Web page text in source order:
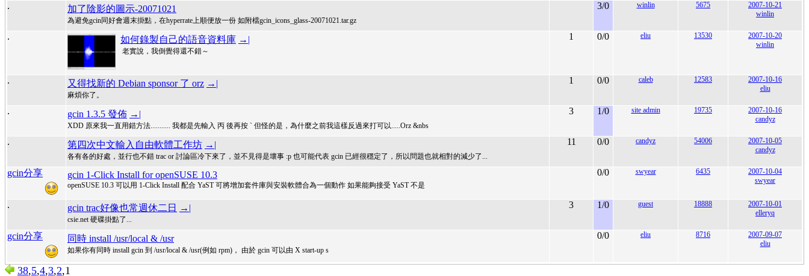
. 加了陰影的圖示-20071021
為避免gcin同好會週末掛點，在hyperrate上順便放一份 如附檔gcin_icons_glass-20071021.tar.gz
3/0 winlin 5675
2007-10-21
winlin
. 如何錄製自己的語音資料庫 →|
老實說，我倒覺得還不錯～
1 0/0 eliu 13530
2007-10-20
winlin
. 又得找新的 Debian sponsor 了 orz →|
麻煩你了。
1 0/0 caleb 12583
2007-10-16
eliu
. gcin 1.3.5 發佈 →|
XDD 原來我一直用錯方法........... 我都是先輸入 丙 後再按 ` 但怪的是，為什麼之前我這樣反過來打可以.....Orz &nbs
3 1/0 site admin 19735
2007-10-16
candyz
. 第四次中文輸入自由軟體工作坊 →|
各有各的好處，並行也不錯 trac or 討論區冷下來了，並不見得是壞事 :p 也可能代表 gcin 已經很穩定了，所以問題也就相對的減少了...
11 0/0 candyz 54006
2007-10-05
candyz
gcin分享 gcin 1-Click Install for openSUSE 10.3
openSUSE 10.3 可以用 1-Click Install 配合 YaST 可將增加套件庫與安裝軟體合為一個動作 如果能夠接受 YaST 不是
0/0 swyear 6435
2007-10-04
swyear
. gcin trac好像也常週休二日 →|
csie.net 硬碟掛點了...
3 1/0 guest 18888
2007-10-01
elleryq
gcin分享 同時 install /usr/local & /usr
如果你有同時 install gcin 到 /usr/local & /usr(例如 rpm)， 由於 gcin 可以由 X start-up s
0/0 eliu 8716
2007-09-07
eliu
38,5,4,3,2,1